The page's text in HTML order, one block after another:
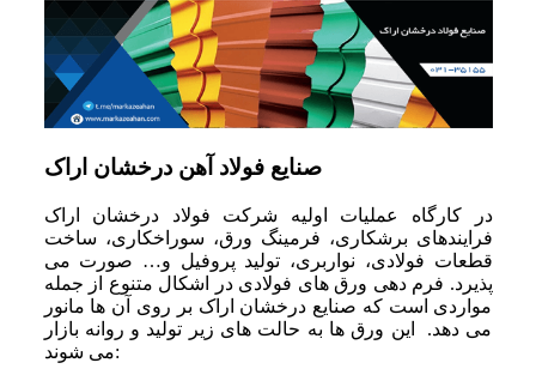
صنایع فولاد آهن درخشان اراک
در کارگاه عملیات اولیه شرکت فولاد درخشان اراک
فرایندهای برشکاری، فرمینگ ورق، سوراخکاری، ساخت
قطعات فولادی، نواربری، تولید پروفیل و… صورت می
پذیرد. فرم دهی ورق های فولادی در اشکال متنوع از جمله
مواردی است که صنایع درخشان اراک بر روی آن ها مانور
می دهد. این ورق ها به حالت های زیر تولید و روانه بازار
می شوند: